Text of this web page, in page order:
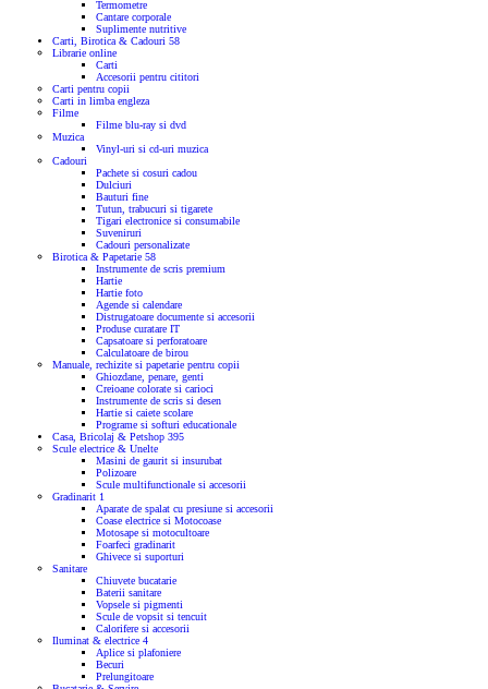
Termometre
Cantare corporale
Suplimente nutritive
Carti, Birotica & Cadouri 58
Librarie online
Carti
Accesorii pentru cititori
Carti pentru copii
Carti in limba engleza
Filme
Filme blu-ray si dvd
Muzica
Vinyl-uri si cd-uri muzica
Cadouri
Pachete si cosuri cadou
Dulciuri
Bauturi fine
Tutun, trabucuri si tigarete
Tigari electronice si consumabile
Suveniruri
Cadouri personalizate
Birotica & Papetarie 58
Instrumente de scris premium
Hartie
Hartie foto
Agende si calendare
Distrugatoare documente si accesorii
Produse curatare IT
Capsatoare si perforatoare
Calculatoare de birou
Manuale, rechizite si papetarie pentru copii
Ghiozdane, penare, genti
Creioane colorate si carioci
Instrumente de scris si desen
Hartie si caiete scolare
Programe si softuri educationale
Casa, Bricolaj & Petshop 395
Scule electrice & Unelte
Masini de gaurit si insurubat
Polizoare
Scule multifunctionale si accesorii
Gradinarit 1
Aparate de spalat cu presiune si accesorii
Coase electrice si Motocoase
Motosape si motocultoare
Foarfeci gradinarit
Ghivece si suporturi
Sanitare
Chiuvete bucatarie
Baterii sanitare
Vopsele si pigmenti
Scule de vopsit si tencuit
Calorifere si accesorii
Iluminat & electrice 4
Aplice si plafoniere
Becuri
Prelungitoare